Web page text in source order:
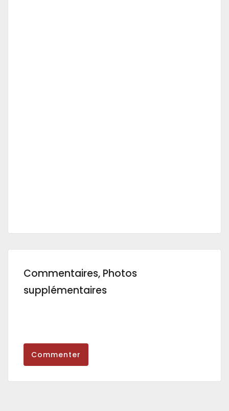
Commentaires, Photos
supplémentaires
Commenter